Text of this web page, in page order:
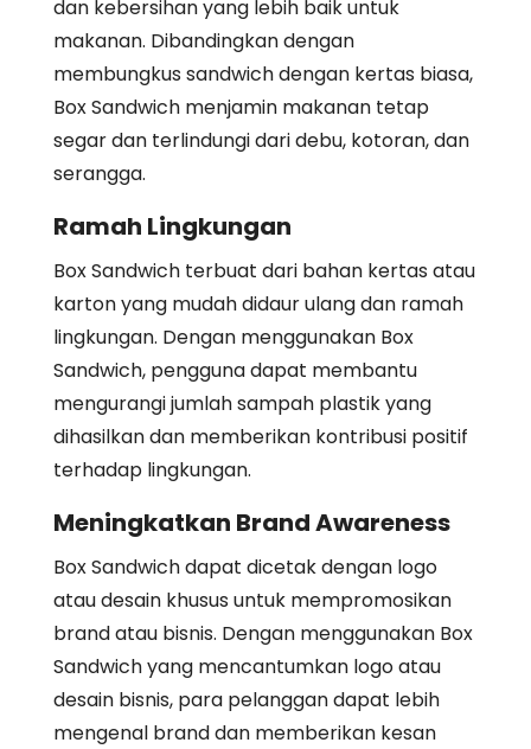
dan kebersihan yang lebih baik untuk
makanan. Dibandingkan dengan
membungkus sandwich dengan kertas biasa,
Box Sandwich menjamin makanan tetap
segar dan terlindungi dari debu, kotoran, dan
serangga.
Ramah Lingkungan
Box Sandwich terbuat dari bahan kertas atau
karton yang mudah didaur ulang dan ramah
lingkungan. Dengan menggunakan Box
Sandwich, pengguna dapat membantu
mengurangi jumlah sampah plastik yang
dihasilkan dan memberikan kontribusi positif
terhadap lingkungan.
Meningkatkan Brand Awareness
Box Sandwich dapat dicetak dengan logo
atau desain khusus untuk mempromosikan
brand atau bisnis. Dengan menggunakan Box
Sandwich yang mencantumkan logo atau
desain bisnis, para pelanggan dapat lebih
mengenal brand dan memberikan kesan